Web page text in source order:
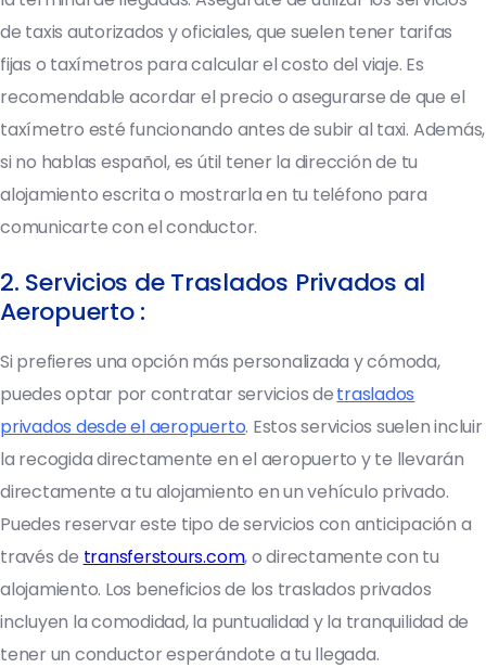
de taxis autorizados y oficiales, que suelen tener tarifas
fijas o taxímetros para calcular el costo del viaje. Es
recomendable acordar el precio o asegurarse de que el
taxímetro esté funcionando antes de subir al taxi. Además,
si no hablas español, es útil tener la dirección de tu
alojamiento escrita o mostrarla en tu teléfono para
comunicarte con el conductor.
2. Servicios de Traslados Privados al
Aeropuerto :
Si prefieres una opción más personalizada y cómoda,
puedes optar por contratar servicios detraslados
privados desde el aeropuerto. Estos servicios suelen incluir
la recogida directamente en el aeropuerto y te llevarán
directamente a tu alojamiento en un vehículo privado.
Puedes reservar este tipo de servicios con anticipación a
través de transferstours.com, o directamente con tu
alojamiento. Los beneficios de los traslados privados
incluyen la comodidad, la puntualidad y la tranquilidad de
tener un conductor esperándote a tu llegada.